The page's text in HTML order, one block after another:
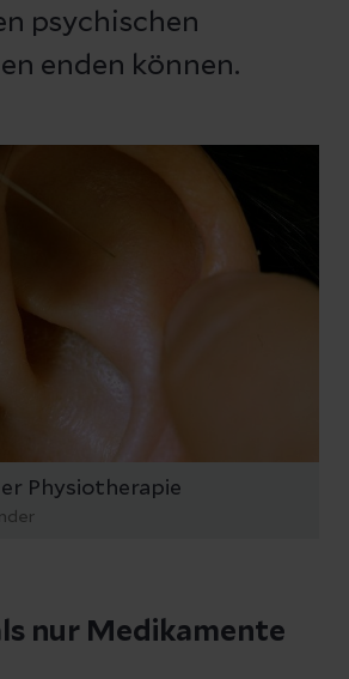
psychischen
enden können.
Physiotherapie
nur Medikamente